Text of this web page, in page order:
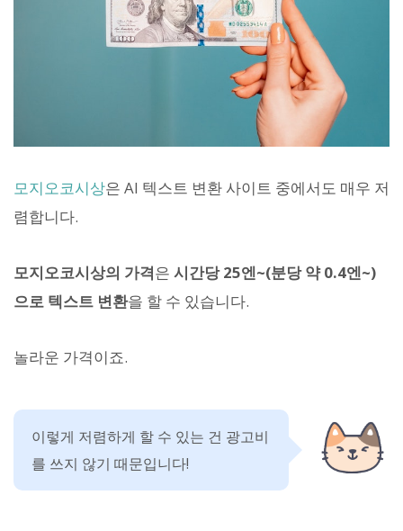
모지오코시상은 AI 텍스트 변환 사이트 중에서도 매우 저
렴합니다.
모지오코시상의 가격은 시간당 25엔~(분당 약 0.4엔~)
으로 텍스트 변환을 할 수 있습니다.
놀라운 가격이죠.
이렇게 저렴하게 할 수 있는 건 광고비
를 쓰지 않기 때문입니다!